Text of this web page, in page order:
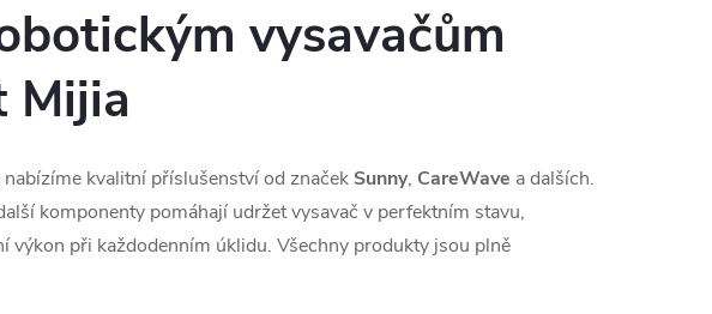
vysavačům
Mijia
kvalitní příslušenství od značek Sunny, CareWave a dalších.
komponenty pomáhají udržet vysavač v perfektním stavu,
při každodenním úklidu. Všechny produkty jsou plně